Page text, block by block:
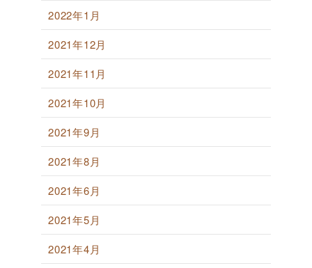
2022年1月
2021年12月
2021年11月
2021年10月
2021年9月
2021年8月
2021年6月
2021年5月
2021年4月